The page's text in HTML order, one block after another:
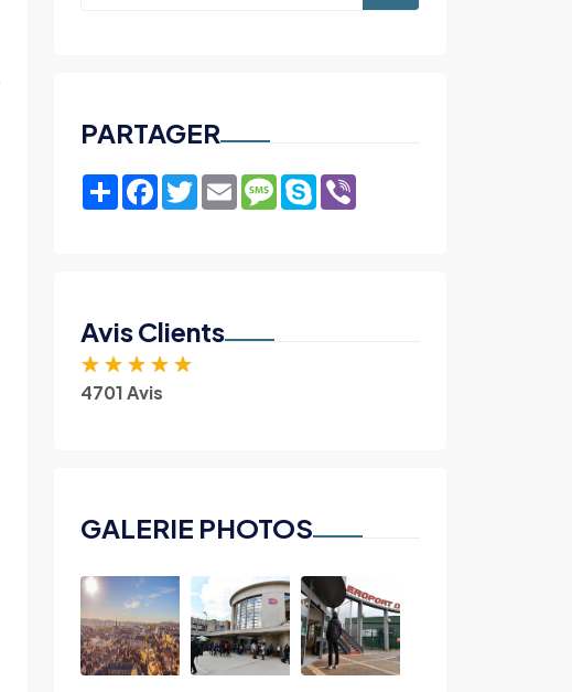
PARTAGER
ShareFacebook
TwitterEmailMessage
Skype
Avis Clients
★ ★ ★ ★ ★
4701 Avis
GALERIE PHOTOS